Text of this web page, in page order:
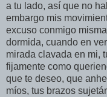
a tu lado, así que no
embargo mis
excuso conmigo
dormida, cuando en
mirada clavada en mi,
fijamente como
que te deseo, que
míos, tus brazos